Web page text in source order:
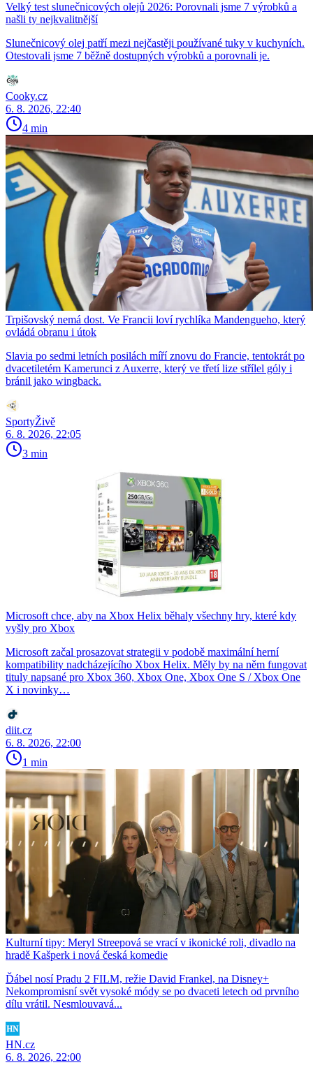
Velký test slunečnicových olejů 2026: Porovnali jsme 7 výrobků a
našli ty nejkvalitnější
Slunečnicový olej patří mezi nejčastěji používané tuky v kuchyních.
Otestovali jsme 7 běžně dostupných výrobků a porovnali je.
Cooky.cz
6. 8. 2026, 22:40
4 min
Trpišovský nemá dost. Ve Francii loví rychlíka Mandengueho, který
ovládá obranu i útok
Slavia po sedmi letních posilách míří znovu do Francie, tentokrát po
dvacetiletém Kamerunci z Auxerre, který ve třetí lize střílel góly i
bránil jako wingback.
SportyŽivě
6. 8. 2026, 22:05
3 min
Microsoft chce, aby na Xbox Helix běhaly všechny hry, které kdy
vyšly pro Xbox
Microsoft začal prosazovat strategii v podobě maximální herní
kompatibility nadcházejícího Xbox Helix. Měly by na něm fungovat
tituly napsané pro Xbox 360, Xbox One, Xbox One S / Xbox One
X i novinky…
diit.cz
6. 8. 2026, 22:00
1 min
Kulturní tipy: Meryl Streepová se vrací v ikonické roli, divadlo na
hradě Kašperk i nová česká komedie
Ďábel nosí Pradu 2 FILM, režie David Frankel, na Disney+
Nekompromisní svět vysoké módy se po dvaceti letech od prvního
dílu vrátil. Nesmlouvavá...
HN.cz
6. 8. 2026, 22:00